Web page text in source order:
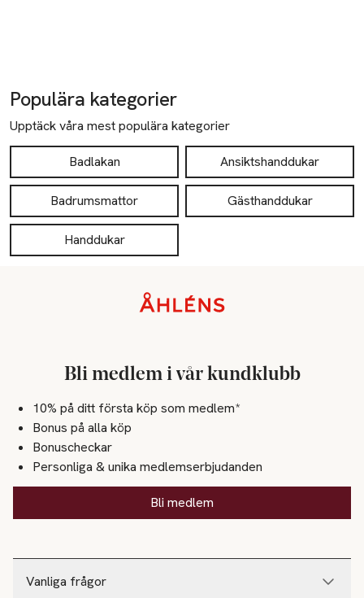
Populära kategorier
Upptäck våra mest populära kategorier
Badlakan Ansiktshanddukar
Badrumsmattor Gästhanddukar
Handdukar
Vanliga frågor
Bli medlem i vår kundklubb
10% på ditt första köp som medlem*
Bonus på alla köp
Bonuscheckar
Personliga & unika medlemserbjudanden
Bli medlem